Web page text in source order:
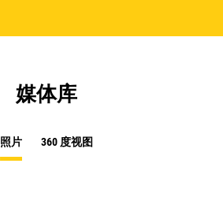
媒体库
照片 360 度视图